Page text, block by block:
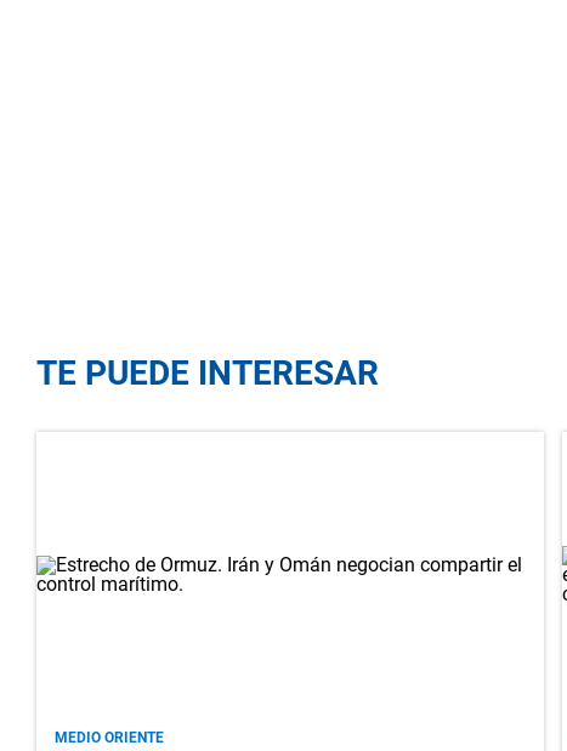
TE PUEDE INTERESAR
MEDIO ORIENTE